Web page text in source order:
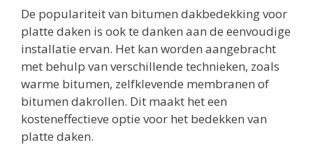
De populariteit van bitumen dakbedekking voor
platte daken is ook te danken aan de eenvoudige
installatie ervan. Het kan worden aangebracht
met behulp van verschillende technieken, zoals
warme bitumen, zelfklevende membranen of
bitumen dakrollen. Dit maakt het een
kosteneffectieve optie voor het bedekken van
platte daken.